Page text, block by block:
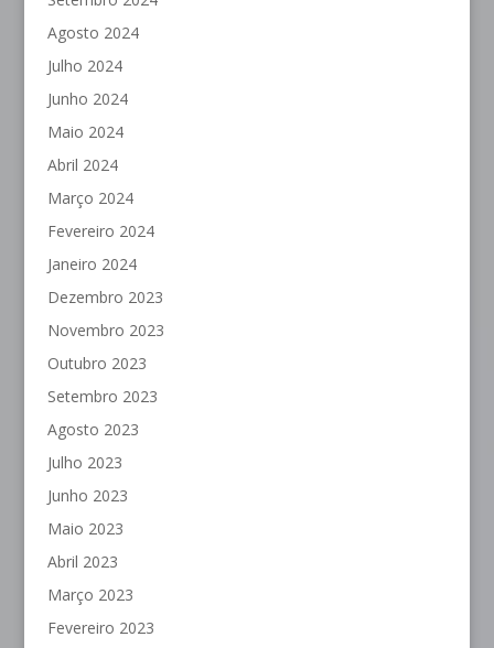
Agosto 2024
Julho 2024
Junho 2024
Maio 2024
Abril 2024
Março 2024
Fevereiro 2024
Janeiro 2024
Dezembro 2023
Novembro 2023
Outubro 2023
Setembro 2023
Agosto 2023
Julho 2023
Junho 2023
Maio 2023
Abril 2023
Março 2023
Fevereiro 2023